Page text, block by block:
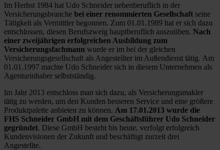
Im Herbst 1984 hat Udo Schneider nebenberuflich in der
Versicherungsbranche bei einer renommierten Gesellschaft seine
Tätigkeit als Vermittler begonnen. Zum 01.01.1989 hat er sich dazu
entschlossen, diesen Berufszweig hauptberuflich auszuüben. Nach
einer zweijährigen erfolgreichen Ausbildung zum
Versicherungsfachmann wurde er im bei der gleichen
Versicherungsgesellschaft als Angestellter im Außendienst tätig. Am
01.01.1997 machte Udo Schneider sich in diesem Unternehmen als
Agenturinhaber selbstständig.
Im Jahr 2013 entschloss man sich dazu, als Versicherungsmakler
tätig zu werden, um den Kunden besseren Service und eine größere
Produktpalette anbieten zu können. Am 17.01.2013 wurde die
FHS Schneider GmbH mit dem Geschäftsführer Udo Schneider
gegründet. Diese GmbH besteht bis heute, verfolgt erfolgreich
Kundenvisionen der Zukunft und beschäftigt zurzeit drei
Angestellte.